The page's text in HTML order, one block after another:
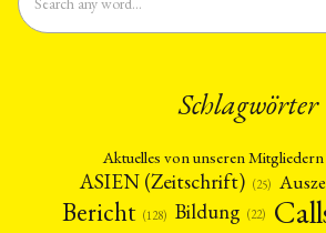
Schlagwörter
Aktuelles von unseren Mitgliedern
ASIEN (Zeitschrift) (25)
Bericht (128) Bildung (22)